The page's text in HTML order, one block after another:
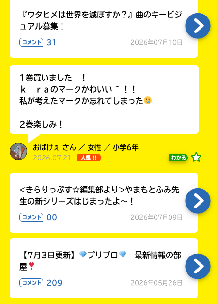
『ウタヒメは世界を滅ぼすか？』曲のキービジ
ュアル募集！
コメント 31 2026年07月10日
1巻買いました ！
ｋｉｒａのマークかわいい ~ ！！
私が考えたマークか忘れてしまった
2巻楽しみ！
おばけぇ さん ／ 女性 ／ 小学6年
2026.07.21 人気 !! わかる
<きらりっぷす☆編集部より>やまもとふみ先
生の新シリーズはじまったよ～！
コメント 00 2026年07月09日
【7月3日更新】 プリプロ
最新情報の部
屋
コメント 209 2026年05月26日
容
に
ー
あ
も